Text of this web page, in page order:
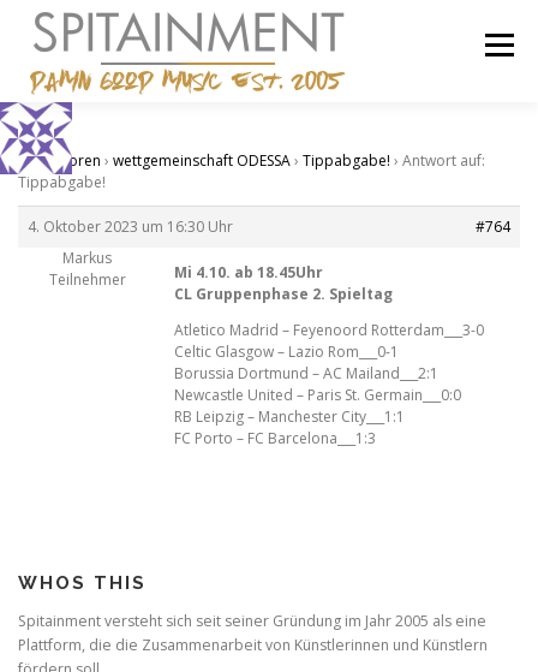
springen
Menü
STARTSEITE
Start› Foren › wettgemeinschaft ODESSA› Tippabgabe! › Antwort auf:
Tippabgabe!
4. Oktober 2023 um 16:30 Uhr
#764
Markus
Teilnehmer
Mi 4.10. ab 18.45Uhr
CL Gruppenphase 2. Spieltag
Atletico Madrid – Feyenoord Rotterdam___3-0
Celtic Glasgow – Lazio Rom___0-1
Borussia Dortmund – AC Mailand___2:1
Newcastle United – Paris St. Germain___0:0
RB Leipzig – Manchester City___1:1
FC Porto – FC Barcelona___1:3
WHOS THIS
Spitainment versteht sich seit seiner Gründung im Jahr 2005 als eine
Plattform, die die Zusammenarbeit von Künstlerinnen und Künstlern